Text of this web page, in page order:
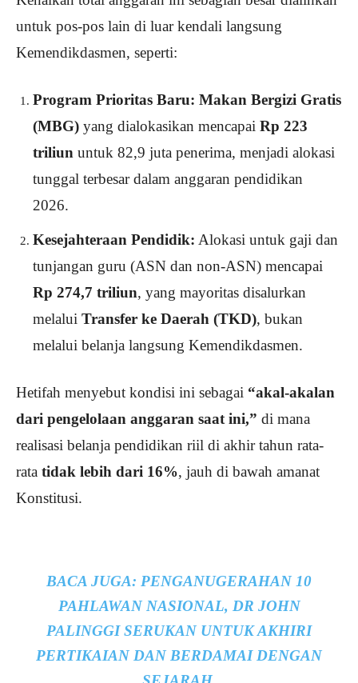
untuk pos-pos lain di luar kendali langsung
Kemendikdasmen, seperti:
Program Prioritas Baru: Makan Bergizi Gratis
(MBG) yang dialokasikan mencapai Rp 223
triliun untuk 82,9 juta penerima, menjadi alokasi
tunggal terbesar dalam anggaran pendidikan
2026.
Kesejahteraan Pendidik: Alokasi untuk gaji dan
tunjangan guru (ASN dan non-ASN) mencapai
Rp 274,7 triliun, yang mayoritas disalurkan
melalui Transfer ke Daerah (TKD), bukan
melalui belanja langsung Kemendikdasmen.
Hetifah menyebut kondisi ini sebagai “akal-akalan
dari pengelolaan anggaran saat ini,” di mana
realisasi belanja pendidikan riil di akhir tahun rata-
rata tidak lebih dari 16%, jauh di bawah amanat
Konstitusi.
BACA JUGA: PENGANUGERAHAN 10
PAHLAWAN NASIONAL, DR JOHN
PALINGGI SERUKAN UNTUK AKHIRI
PERTIKAIAN DAN BERDAMAI DENGAN